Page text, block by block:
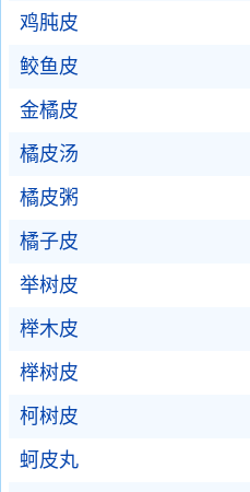
鸡肫皮
鲛鱼皮
金橘皮
橘皮汤
橘皮粥
橘子皮
举树皮
榉木皮
榉树皮
柯树皮
蚵皮丸